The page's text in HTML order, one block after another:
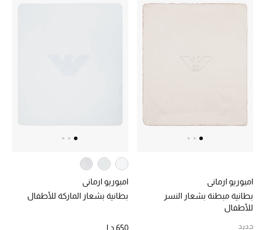
صُممت للرجال
تسوقوا للرجال
الأطفال
خصومات
عودة صغاركم للمدارس
امبوريو ارماني
بطانية مبطنة بشعار النسر
للأطفال
جديد
امبوريو ارماني
بطانية بشعار الماركة للأطفال
650 د.إ